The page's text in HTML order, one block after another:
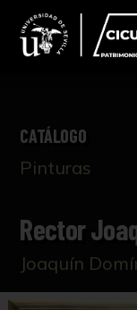
CATÁLOGO
Pinturas
Rector
Joaquín